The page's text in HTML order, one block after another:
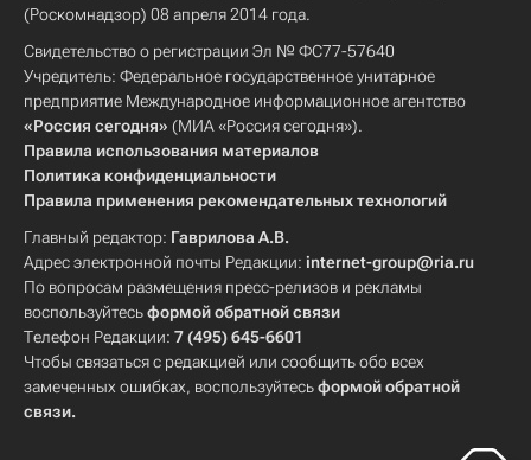
(Роскомнадзор) 08 апреля 2014 года.
Свидетельство о регистрации Эл № ФС77-57640
Учредитель: Федеральное государственное унитарное
предприятие Международное информационное агентство
«Россия сегодня» (МИА «Россия сегодня»).
Правила использования материалов
Политика конфиденциальности
Правила применения рекомендательных технологий
Главный редактор: Гаврилова А.В.
Адрес электронной почты Редакции: internet-group@ria.ru
По вопросам размещения пресс-релизов и рекламы
воспользуйтесьформой обратной связи
Телефон Редакции: 7 (495) 645-6601
Чтобы связаться с редакцией или сообщить обо всех
замеченных ошибках, воспользуйтесьформой обратной
связи.